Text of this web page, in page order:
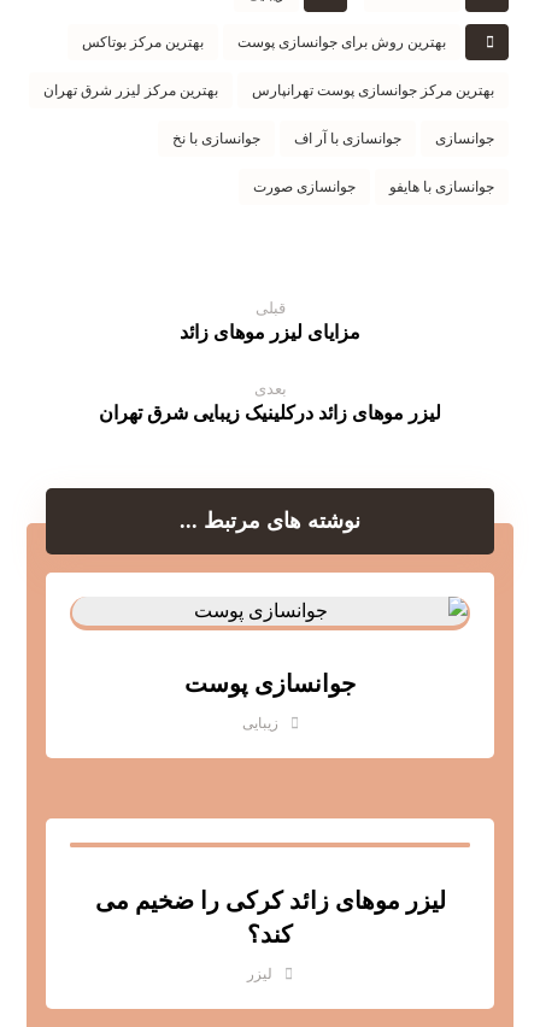
بهترین روش برای جوانسازی پوست بهترین مرکز بوتاکس
بهترین مرکز جوانسازی پوست تهرانپارس بهترین مرکز لیزر شرق تهران
جوانسازی جوانسازی با آر اف جوانسازی با نخ
جوانسازی با هایفو جوانسازی صورت
قبلی
مزایای لیزر موهای زائد
بعدی
لیزر موهای زائد درکلینیک زیبایی شرق تهران
نوشته های مرتبط ...
جوانسازی پوست
زیبایی
لیزر موهای زائد کرکی را ضخیم می
کند؟
لیزر